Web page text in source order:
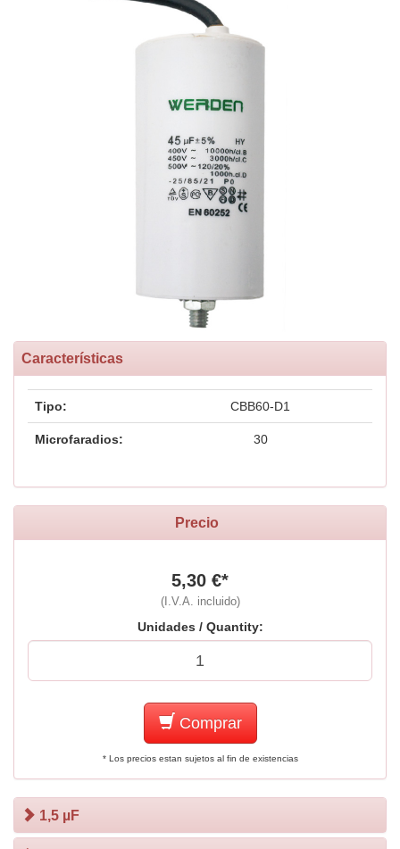
Características
Tipo: CBB60-D1
Microfaradios: 30
Precio
5,30 €*
(I.V.A. incluido)
Unidades / Quantity:
Comprar
* Los precios estan sujetos al fin de existencias
1,5 µF